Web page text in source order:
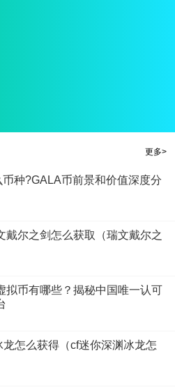
务，如有任何疑问，请随时咨询;
;
更多>
种?GALA币前景和价值深度分
戴尔之剑怎么获取（瑞文戴尔之
拟币有哪些？揭秘中国唯一认可
龙怎么获得（cf迷你深渊冰龙怎